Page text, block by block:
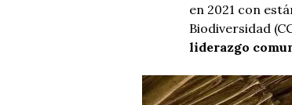
en 2021 con
Biodiversidad
liderazgo